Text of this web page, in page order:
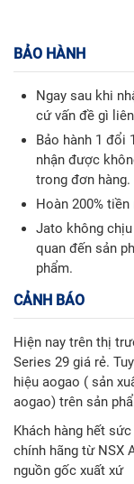
BẢO HÀNH
Ngay sau khi
cứ vấn đề gì
Bảo hành 1 đổi
nhận được
trong đơn hàng.
Hoàn 200%
Jato không
quan đến sản
phẩm.
CẢNH BÁO
Hiện nay trên thị
Series 29 giá rẻ.
hiệu aogao ( sản
aogao) trên sản
Khách hàng hết
chính hãng từ NSX
nguồn gốc xuất xứ